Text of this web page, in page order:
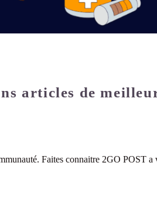
articles de
Faites connaitre 2GO POST